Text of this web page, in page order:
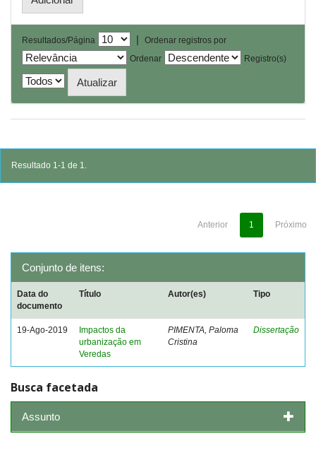
Resultados/Página |
Ordenar registros por
Ordenar
Registro(s)
Resultado 1-1 de 1.
Anterior 1 Próximo
Conjunto de itens:
Data do
documento
Título Autor(es) Tipo
19-Ago-2019
Impactos da
urbanização em
Veredas
PIMENTA, Paloma
Cristina
Dissertação
Busca facetada
Assunto